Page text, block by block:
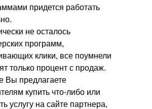
придется работать
не осталось
программ,
клики, все поумнели
только процент с продаж.
Вы предлагаете
купить что-либо или
услугу на сайте партнера,